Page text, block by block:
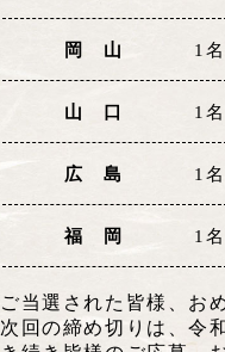
岡 山 1
山 口 1
広 島 1
福 岡 1
ご当選された皆様、お
次回の締め切りは、令